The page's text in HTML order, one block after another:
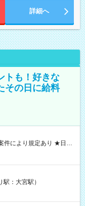
詳細へ
トも！好きな
その日に給料
現金GET♪ お仕事後はコ
用期間】試
：大宮駅）